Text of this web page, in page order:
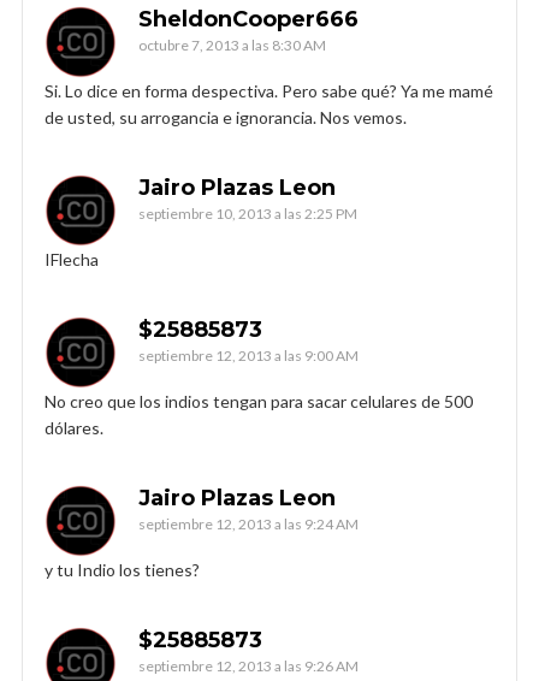
SheldonCooper666
octubre 7, 2013 a las 8:30 AM
Si. Lo dice en forma despectiva. Pero sabe qué? Ya me mamé
de usted, su arrogancia e ignorancia. Nos vemos.
Jairo Plazas Leon
septiembre 10, 2013 a las 2:25 PM
IFlecha
$25885873
septiembre 12, 2013 a las 9:00 AM
No creo que los indios tengan para sacar celulares de 500
dólares.
Jairo Plazas Leon
septiembre 12, 2013 a las 9:24 AM
y tu Indio los tienes?
$25885873
septiembre 12, 2013 a las 9:26 AM